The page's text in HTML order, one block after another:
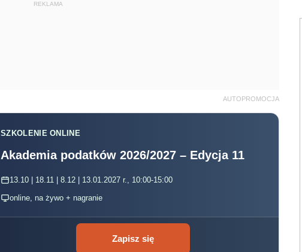
REKLAMA
AUTOPROMOCJA
SZKOLENIE ONLINE
Akademia podatków 2026/2027 – Edycja 11
13.10 | 18.11 | 8.12 | 13.01.2027 r., 10:00-15:00
online, na żywo + nagranie
Zapisz się